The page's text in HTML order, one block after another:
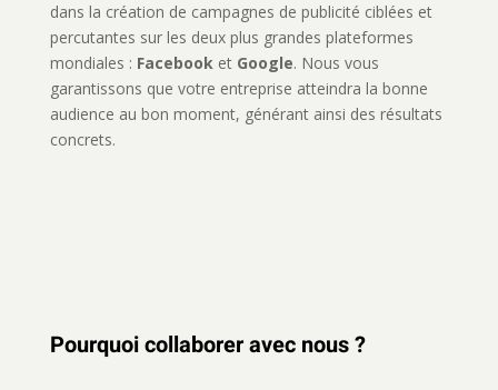
dans la création de campagnes de publicité ciblées et
percutantes sur les deux plus grandes plateformes
mondiales : Facebooket Google. Nous vous
garantissons que votre entreprise atteindra la bonne
audience au bon moment, générant ainsi des résultats
concrets.
Pourquoi collaborer avec nous ?